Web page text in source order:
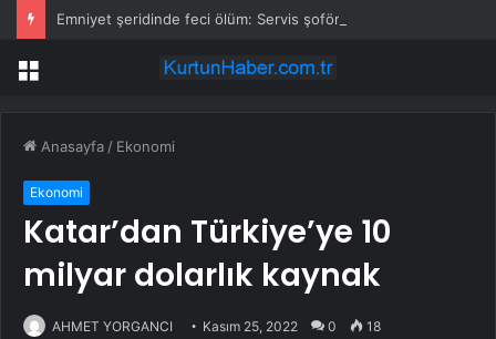
Menü
Anasayfa / Ekonomi
Ekonomi
Katar’dan Türkiye’ye 10
milyar dolarlık kaynak
AHMET YORGANCI Kasım 25, 2022 0 18